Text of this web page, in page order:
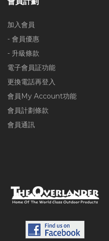
加入會員
- 會員優惠
- 升級條款
電子會員証功能
更換電話再登入
會員My Account功能
會員計劃條款
會員通訊